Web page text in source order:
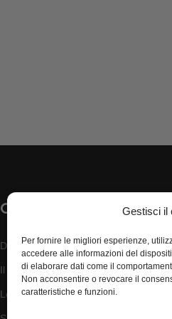
Gestisci il
Per fornire le migliori esperienze,
accedere alle informazioni del
di elaborare dati come il
Non acconsentire o revocare il
caratteristiche e funzioni.
CHI SIAMO
Diventa Fornitore
Il mio account
Localita Disagiate